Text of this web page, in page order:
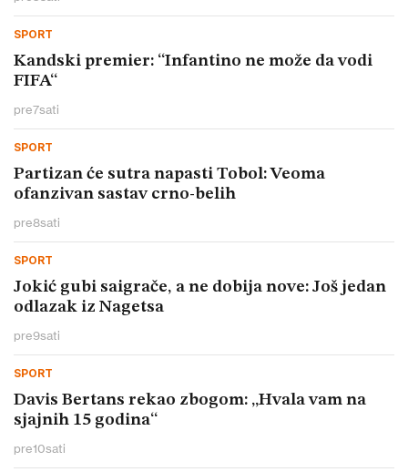
SPORT
Kandski premier: “Infantino ne može da vodi
FIFA“
pre7sati
SPORT
Partizan će sutra napasti Tobol: Veoma
ofanzivan sastav crno-belih
pre8sati
SPORT
Jokić gubi saigrače, a ne dobija nove: Još jedan
odlazak iz Nagetsa
pre9sati
SPORT
Davis Bertans rekao zbogom: „Hvala vam na
sjajnih 15 godina“
pre10sati